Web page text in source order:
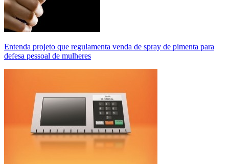
Entenda projeto que regulamenta venda de spray de pimenta para
defesa pessoal de mulheres